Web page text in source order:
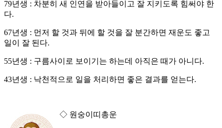
79년생 : 차분히 새 인연을 받아들이고 잘 지키도록 힘써야 한
다.
67년생 : 먼저 할 것과 뒤에 할 것을 잘 분간하면 재운도 좋고
일이 잘 된다.
55년생 : 구름사이로 보이기는 하는데 아직은 때가 아니다.
43년생 : 낙천적으로 일을 처리하면 좋은 결과를 얻는다.
◇ 원숭이띠총운